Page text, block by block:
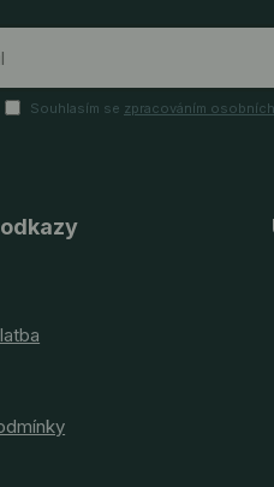
Souhlasím se zpracováním